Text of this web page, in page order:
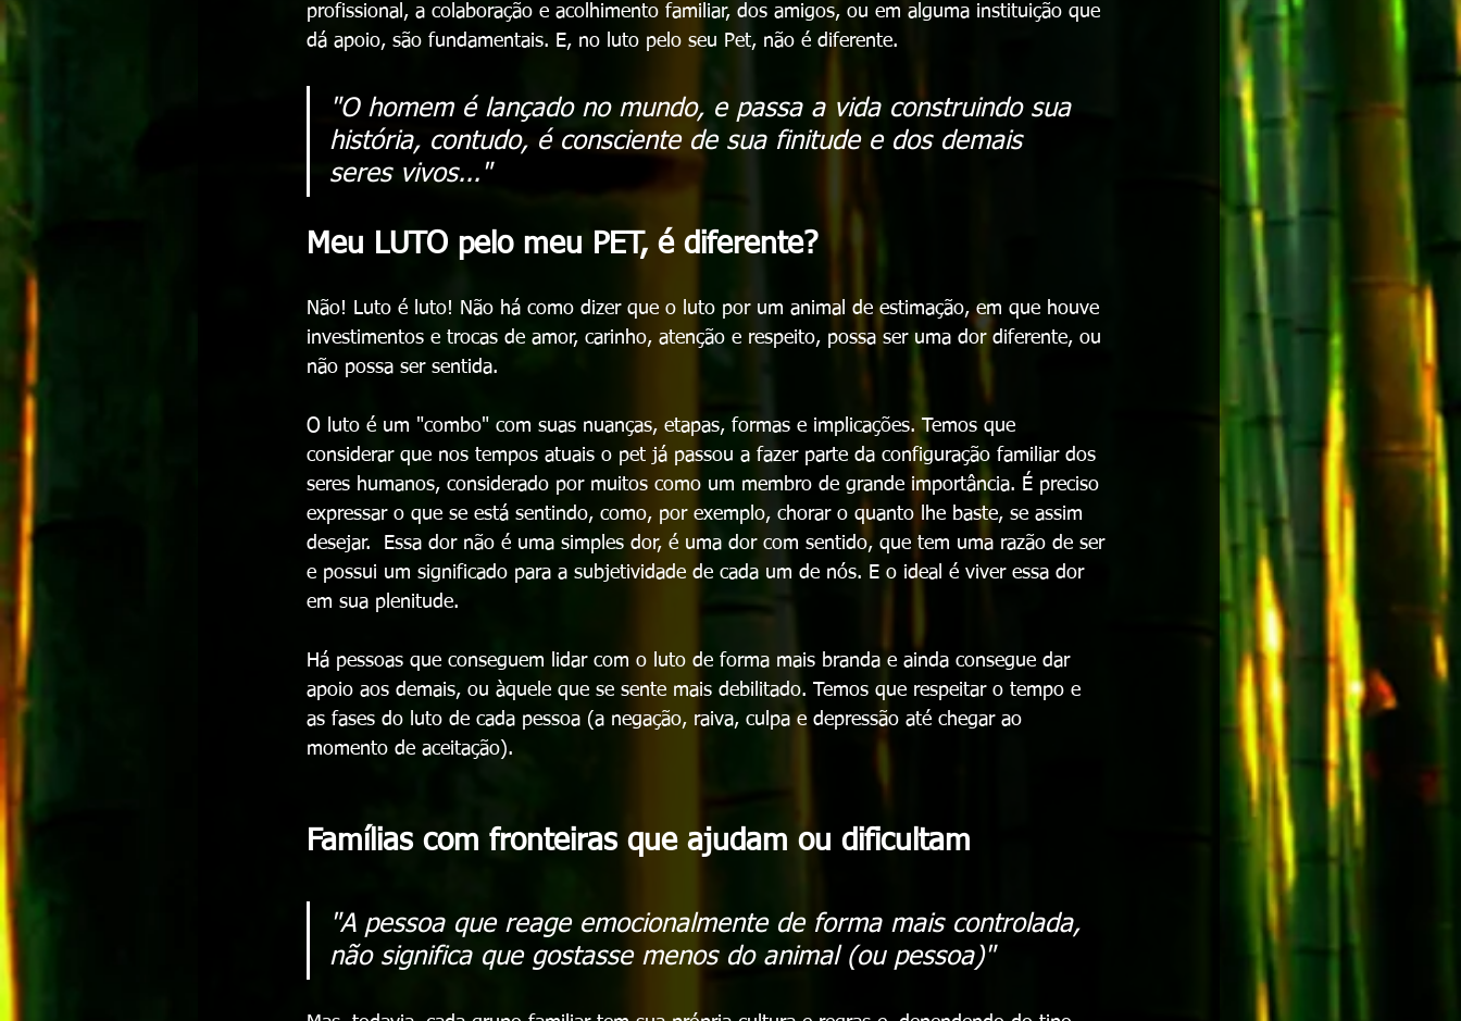
profissional, a colaboração e acolhimento familiar, dos amigos, ou em alguma instituição que
dá apoio, são fundamentais. E, no luto pelo seu Pet, não é diferente.
"O homem é lançado no mundo, e passa a vida construindo sua
história, contudo, é consciente de sua finitude e dos demais
seres vivos..."
Meu LUTO pelo meu PET, é diferente?
Não! Luto é luto! Não há como dizer que o luto por um animal de estimação, em que houve
investimentos e trocas de amor, carinho, atenção e respeito, possa ser uma dor diferente, ou
não possa ser sentida.
O luto é um "combo" com suas nuanças, etapas, formas e implicações. Temos que
considerar que nos tempos atuais o pet já passou a fazer parte da configuração familiar dos
seres humanos, considerado por muitos como um membro de grande importância. É preciso
expressar o que se está sentindo, como, por exemplo, chorar o quanto lhe baste, se assim
desejar.  Essa dor não é uma simples dor, é uma dor com sentido, que tem uma razão de ser
e possui um significado para a subjetividade de cada um de nós. E o ideal é viver essa dor
em sua plenitude.
Há pessoas que conseguem lidar com o luto de forma mais branda e ainda consegue dar
apoio aos demais, ou àquele que se sente mais debilitado. Temos que respeitar o tempo e
as fases do luto de cada pessoa (a negação, raiva, culpa e depressão até chegar ao
momento de aceitação).
Famílias com fronteiras que ajudam ou dificultam
"A pessoa que reage emocionalmente de forma mais controlada,
não significa que gostasse menos do animal (ou pessoa)"